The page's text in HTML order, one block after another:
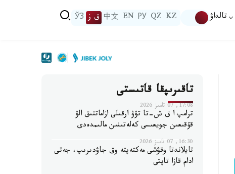
تالداۋ KZ
QZ
РУ
EN
中文 ق ز ЎЗ
تاقىرىپقا قاتىستى
17:08, 07 تامىز 2026
ترامپ ا ق ش-تا تۋۋ ارقىلى ازاماتتىق الۋ
قۇقىعىن جويعىسى كەلەتىنىن مالىمدەدى
16:30, 07 تامىز 2026
تايلاندتا وقۋشى مەكتەپتە وق جاۋدىرىپ، جەتى
ادام قازا تاپتى